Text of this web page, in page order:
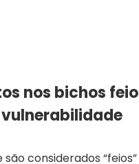
nos bichos
são considerados